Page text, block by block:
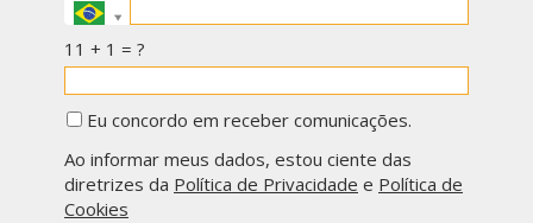
11 + 1 = ?
Eu concordo em receber comunicações.
Ao informar meus dados, estou ciente das
diretrizes da Política de Privacidade e Política de
Cookies